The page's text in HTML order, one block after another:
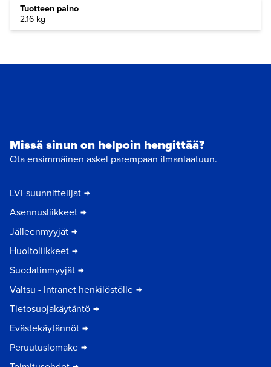
Tuotteen paino
2.16 kg
Missä sinun on helpoin hengittää?
Ota ensimmäinen askel parempaan ilmanlaatuun.
LVI-suunnittelijat
Asennusliikkeet
Jälleenmyyjät
Huoltoliikkeet
Suodatinmyyjät
Valtsu - Intranet henkilöstölle
Tietosuojakäytäntö
Evästekäytännöt
Peruutuslomake